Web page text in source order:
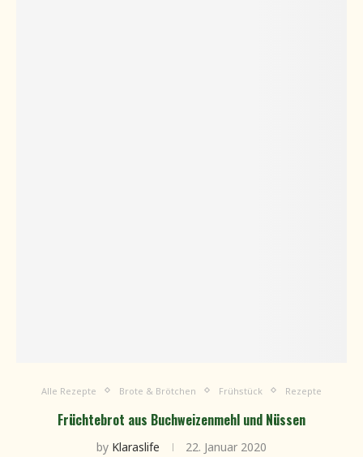
Alle Rezepte Brote & Brötchen Frühstück Rezepte
Früchtebrot aus Buchweizenmehl und Nüssen
by Klaraslife 22. Januar 2020